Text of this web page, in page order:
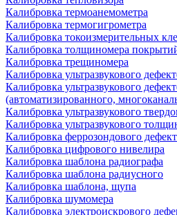
Калибровка термоанемометра
Калибровка термогигрометра
Калибровка токоизмерительных
Калибровка толщиномера
Калибровка трещиномера
Калибровка ультразвукового
Калибровка ультразвукового
(автоматизированного,
Калибровка ультразвукового
Калибровка ультразвукового
Калибровка феррозондового
Калибровка цифрового нивелира
Калибровка шаблона радиографа
Калибровка шаблона радиусного
Калибровка шаблона, щупа
Калибровка шумомера
Калибровка электроискрового